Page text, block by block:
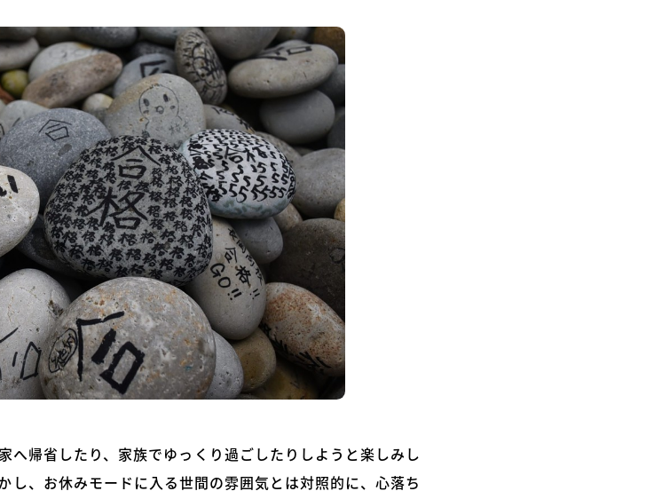
へ帰省したり、家族でゆっくり過ごしたりしようと楽しみし
し、お休みモードに入る世間の雰囲気とは対照的に、心落ち